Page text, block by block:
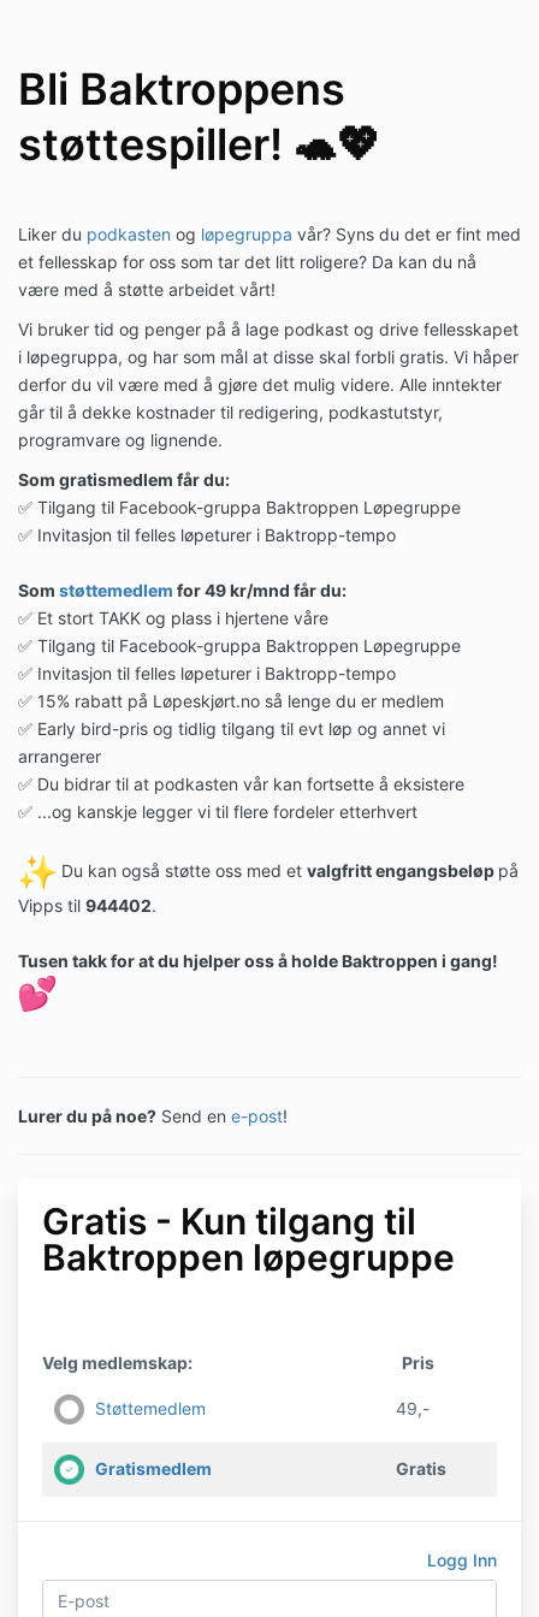
Bli Baktroppens
støttespiller! 🐢💖
Liker du podkasten og løpegruppa vår? Syns du det er fint med
et fellesskap for oss som tar det litt roligere? Da kan du nå
være med å støtte arbeidet vårt!
Vi bruker tid og penger på å lage podkast og drive fellesskapet
i løpegruppa, og har som mål at disse skal forbli gratis. Vi håper
derfor du vil være med å gjøre det mulig videre. Alle inntekter
går til å dekke kostnader til redigering, podkastutstyr,
programvare og lignende.
Som gratismedlem får du:
✅ Tilgang til Facebook-gruppa Baktroppen Løpegruppe
✅ Invitasjon til felles løpeturer i Baktropp-tempo
Som støttemedlem for 49 kr/mnd får du:
✅ Et stort TAKK og plass i hjertene våre
✅ Tilgang til Facebook-gruppa Baktroppen Løpegruppe
✅ Invitasjon til felles løpeturer i Baktropp-tempo
✅ 15% rabatt på Løpeskjørt.no så lenge du er medlem
✅ Early bird-pris og tidlig tilgang til evt løp og annet vi
arrangerer
✅ Du bidrar til at podkasten vår kan fortsette å eksistere
✅ ...og kanskje legger vi til flere fordeler etterhvert
Du kan også støtte oss med et valgfritt engangsbeløp på
Vipps til 944402.
Tusen takk for at du hjelper oss å holde Baktroppen i gang!
Lurer du på noe? Send en e-post!
Gratis - Kun tilgang til
Baktroppen løpegruppe
Velg medlemskap: Pris
Støttemedlem 49,-
Gratismedlem Gratis
Logg Inn